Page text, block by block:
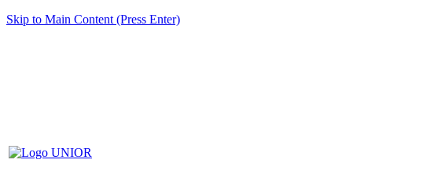
Skip to Main Content (Press Enter)